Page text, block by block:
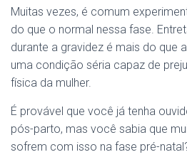
Muitas vezes, é comum
do que o normal nessa fase.
durante a gravidez é mais do que
uma condição séria capaz de
física da mulher.
É provável que você já tenha
pós-parto, mas você sabia que
sofrem com isso na fase pré-